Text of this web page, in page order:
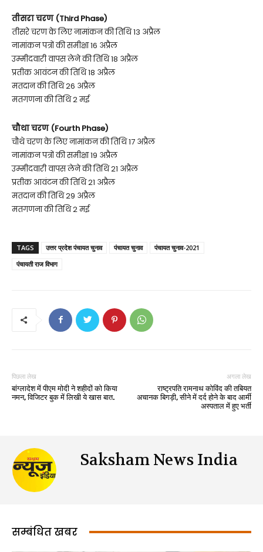
तीसरा चरण (Third Phase)
तीसरे चरण के लिए नामांकन की तिथि 13 अप्रैल
नामांकन पत्रों की समीक्षा 16 अप्रैल
उम्मीदवारी वापस लेने की तिथि 18 अप्रैल
प्रतीक आवंटन की तिथि 18 अप्रैल
मतदान की तिथि 26 अप्रैल
मतगणना की तिथि 2 मई
चौथा चरण (Fourth Phase)
चौथे चरण के लिए नामांकन की तिथि 17 अप्रैल
नामांकन पत्रों की समीक्षा 19 अप्रैल
उम्मीदवारी वापस लेने की तिथि 21 अप्रैल
प्रतीक आवंटन की तिथि 21 अप्रैल
मतदान की तिथि 29 अप्रैल
मतगणना की तिथि 2 मई
TAGS उत्तर प्रदेश पंचायत चुनाव पंचायत चुनाव
पंचायत चुनाव-2021
पंचायती राज विभाग
पिछला लेख
बांग्लादेश में पीएम मोदी ने शहीदों को किया
नमन, विजिटर बुक में लिखी ये खास बात.
अगला लेख
राष्ट्रपति रामनाथ कोविंद की तबियत
अचानक बिगड़ी, सीने में दर्द होने के बाद आर्मी
अस्पताल में हुए भर्ती
Saksham News India
सम्बंधित खबर